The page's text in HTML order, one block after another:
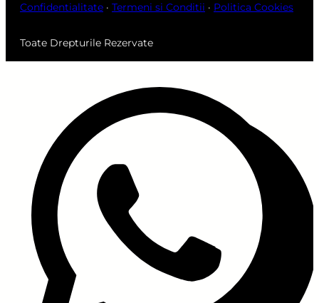
Confidentialitate · Termeni si Conditii · Politica Cookies
Toate Drepturile Rezervate